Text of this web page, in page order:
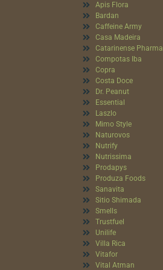
Apis Flora
Bardan
Caffeine Army
Casa Madeira
Catarinense Pharma
Compotas Iba
Copra
Costa Doce
Dr. Peanut
Essential
Laszlo
Mimo Style
Naturovos
Nutrify
Nutrissima
Prodapys
Produza Foods
Sanavita
Sitio Shimada
Smells
Trustfuel
Unilife
Villa Rica
Vitafor
Vital Atman